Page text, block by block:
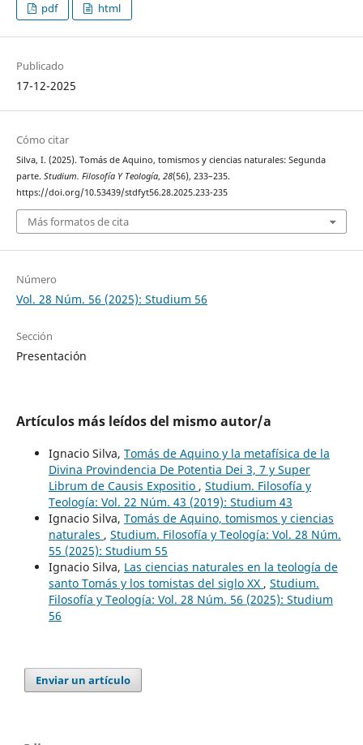
pdf html
Publicado
17-12-2025
Cómo citar
Silva, I. (2025). Tomás de Aquino, tomismos y ciencias naturales: Segunda
parte. Studium. Filosofía Y Teología, 28(56), 233–235.
https://doi.org/10.53439/stdfyt56.28.2025.233-235
Más formatos de cita
Número
Vol. 28 Núm. 56 (2025): Studium 56
Sección
Presentación
Artículos más leídos del mismo autor/a
Ignacio Silva, Tomás de Aquino y la metafísica de la
Divina Provindencia De Potentia Dei 3, 7 y Super
Librum de Causis Expositio , Studium. Filosofía y
Teología: Vol. 22 Núm. 43 (2019): Studium 43
Ignacio Silva, Tomás de Aquino, tomismos y ciencias
naturales , Studium. Filosofía y Teología: Vol. 28 Núm.
55 (2025): Studium 55
Ignacio Silva, Las ciencias naturales en la teología de
santo Tomás y los tomistas del siglo XX , Studium.
Filosofía y Teología: Vol. 28 Núm. 56 (2025): Studium
56
Enviar un artículo